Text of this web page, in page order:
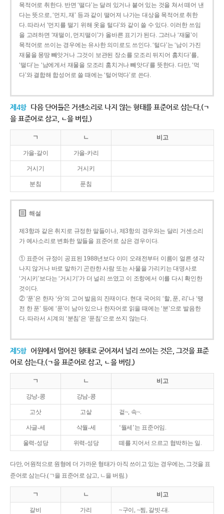
목적어로 취한다. 반면 ‘떨다’는 달려 있거나 붙어 있는 것을 쳐서 떼어 낸
다는 뜻으로, ‘먼지, 재’ 등과 같이 떨어져 나가는 대상을 목적어로 취한
다. 따라서 ‘먼지를 떨기 위해 옷을 털다’와 같이 쓸 수 있다. 이러한 쓰임
을 고려하면 ‘재떨이, 먼지떨이’가 올바른 표기가 된다. 그러나 ‘재물’이
목적어로 쓰이는 경우에는 유사한 의미로도 쓰인다. ‘털다’는 ‘남이 가진
재물을 몽땅 빼앗거나 그것이 보관된 장소를 모조리 뒤지어 훔치다’를,
‘떨다’는 ‘남에게서 재물을 모조리 훔치거나 빼앗다’를 뜻한다. 다만, ‘먹
다’와 결합해 합성어로 쓸 때에는 ‘털어먹다’로 쓴다.
제4항 다음 단어들은 거센소리로 나지 않는 형태를 표준어로 삼는다.(ㄱ
을 표준어로 삼고, ㄴ을 버림.)
ㄱ ㄴ 비고
가을-갈이 가을-카리
거시기 거시키
분침 푼침
해설
제3항과 같은 취지로 규정한 말들이나, 제3항의 경우와는 달리 거센소리
가 예사소리로 변화한 말들을 표준어로 삼은 경우이다.
① 표준어 규정이 공표된 1988년보다 이미 오래전부터 이름이 얼른 생각
나지 않거나 바로 말하기 곤란한 사람 또는 사물을 가리키는 대명사로
‘거시키’보다는 ‘거시기’가 더 널리 쓰였고 이 조항에서 이를 다시 확인한
것이다.
② ‘푼’은 한자 ‘分’의 고어 발음의 잔재이다. 현대 국어의 ‘할, 푼, 리’나 ‘땡
전 한 푼’ 등에 ‘푼’이 남아 있으나 한자어로 읽을 때에는 ‘분’으로 발음한
다. 따라서 시계의 ‘분침’은 ‘푼침’으로 쓰지 않는다.
제5항 어원에서 멀어진 형태로 굳어져서 널리 쓰이는 것은, 그것을 표준
어로 삼는다.(ㄱ을 표준어로 삼고, ㄴ을 버림.)
ㄱ ㄴ 비고
강낭-콩 강남-콩
고삿 고샅 겉~, 속~.
사글-세 삭월-세 ‘월세’는 표준어임.
울력-성당 위력-성당 떼를 지어서 으르고 협박하는 일.
다만, 어원적으로 원형에 더 가까운 형태가 아직 쓰이고 있는 경우에는, 그것을 표
준어로 삼는다.(ㄱ을 표준어로 삼고, ㄴ을 버림.)
ㄱ ㄴ 비고
갈비 가리 ~구이, ~찜, 갈빗-대.